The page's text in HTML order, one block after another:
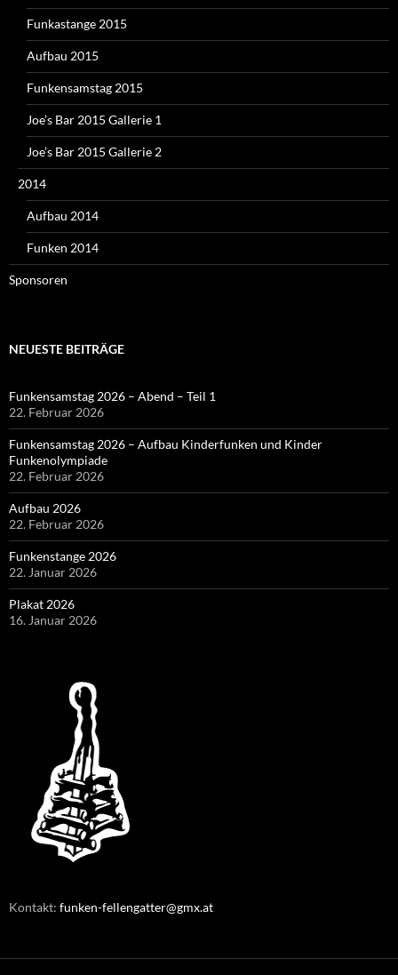
Funkastange 2015
Aufbau 2015
Funkensamstag 2015
Joe’s Bar 2015 Gallerie 1
Joe’s Bar 2015 Gallerie 2
2014
Aufbau 2014
Funken 2014
Sponsoren
NEUESTE BEITRÄGE
Funkensamstag 2026 – Abend – Teil 1
22. Februar 2026
Funkensamstag 2026 – Aufbau Kinderfunken und Kinder
Funkenolympiade
22. Februar 2026
Aufbau 2026
22. Februar 2026
Funkenstange 2026
22. Januar 2026
Plakat 2026
16. Januar 2026
Kontakt: funken-fellengatter@gmx.at